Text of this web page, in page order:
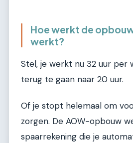
Hoe werkt de
werkt?
Stel, je werkt nu 32 uur per
terug te gaan naar 20 uur.
Of je stopt helemaal om
zorgen. De AOW-opbouw
spaarrekening die je